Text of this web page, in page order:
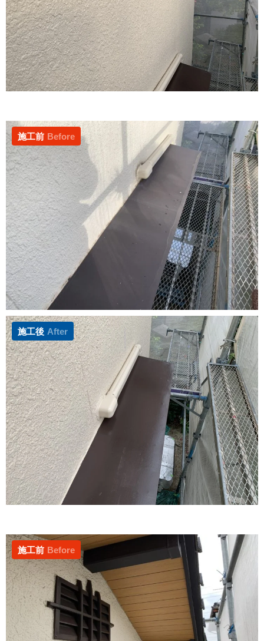
施工前 Before
施工後 After
施工前 Before